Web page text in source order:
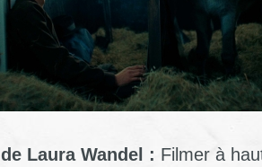
de Laura Wandel : Filmer à